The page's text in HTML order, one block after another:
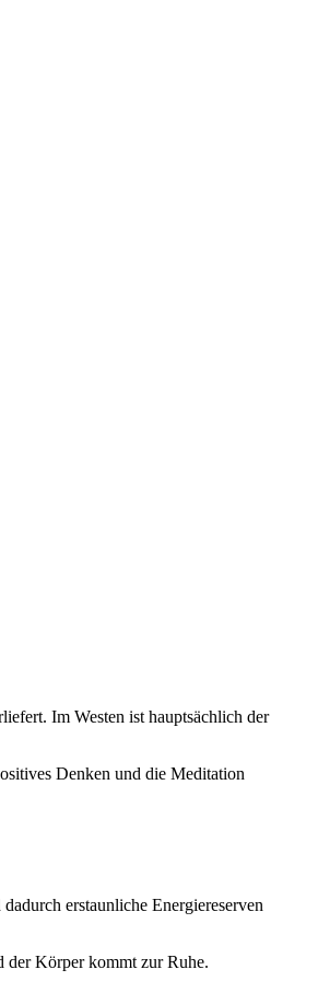
Im Westen ist hauptsächlich der
Denken und die Meditation
erstaunliche Energiereserven
der Körper kommt zur Ruhe.